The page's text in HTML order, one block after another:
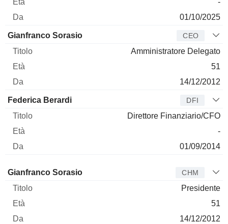
-
01/10/2025
Gianfranco Sorasio CEO
Amministratore Delegato
51
14/12/2012
Federica Berardi DFI
Direttore Finanziario/CFO
-
01/09/2014
Amministratore Titolo
Gianfranco Sorasio CHM
Presidente
51
14/12/2012